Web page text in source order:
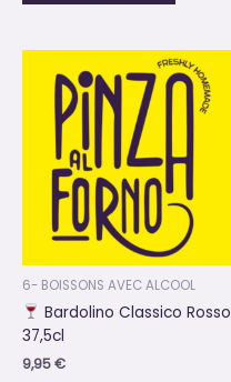
6- BOISSONS AVEC ALCOOL
Bardolino Classico Rosso
37,5cl
9,95€